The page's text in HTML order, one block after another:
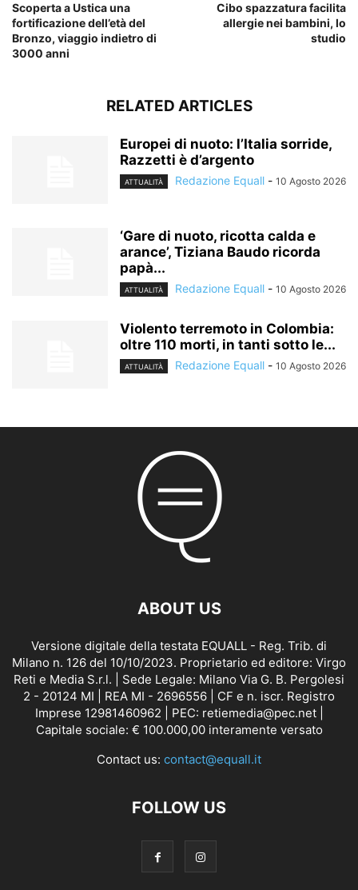
Scoperta a Ustica una
fortificazione dell’età del
Bronzo, viaggio indietro di
3000 anni
Cibo spazzatura facilita
allergie nei bambini, lo
studio
RELATED ARTICLES
Europei di nuoto: l’Italia sorride,
Razzetti è d’argento
ATTUALITÀ Redazione Equall - 10 Agosto 2026
‘Gare di nuoto, ricotta calda e
arance’, Tiziana Baudo ricorda
papà...
ATTUALITÀ Redazione Equall - 10 Agosto 2026
Violento terremoto in Colombia:
oltre 110 morti, in tanti sotto le...
ATTUALITÀ Redazione Equall - 10 Agosto 2026
ABOUT US
Versione digitale della testata EQUALL - Reg. Trib. di
Milano n. 126 del 10/10/2023. Proprietario ed editore: Virgo
Reti e Media S.r.l. | Sede Legale: Milano Via G. B. Pergolesi
2 - 20124 MI | REA MI - 2696556 | CF e n. iscr. Registro
Imprese 12981460962 | PEC: retiemedia@pec.net |
Capitale sociale: € 100.000,00 interamente versato
Contact us: contact@equall.it
FOLLOW US